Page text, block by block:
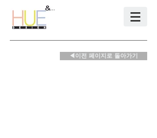
◀이전 페이지로 돌아가기